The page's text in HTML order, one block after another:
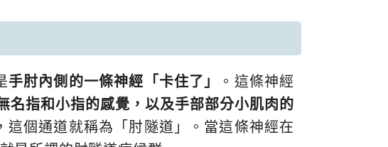
手肘內側的一條神經「卡住了」
。這條神經
名指和小指的感覺，以及手部部分小肌肉的
個通道就稱為「肘隧道」。當這條神經在